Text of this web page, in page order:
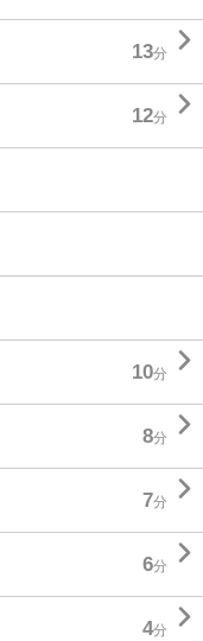
13分 
12分 
10分 
8分 
7分 
6分 
4分 